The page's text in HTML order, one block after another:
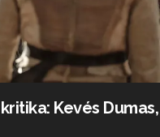
Kevés Dumas,